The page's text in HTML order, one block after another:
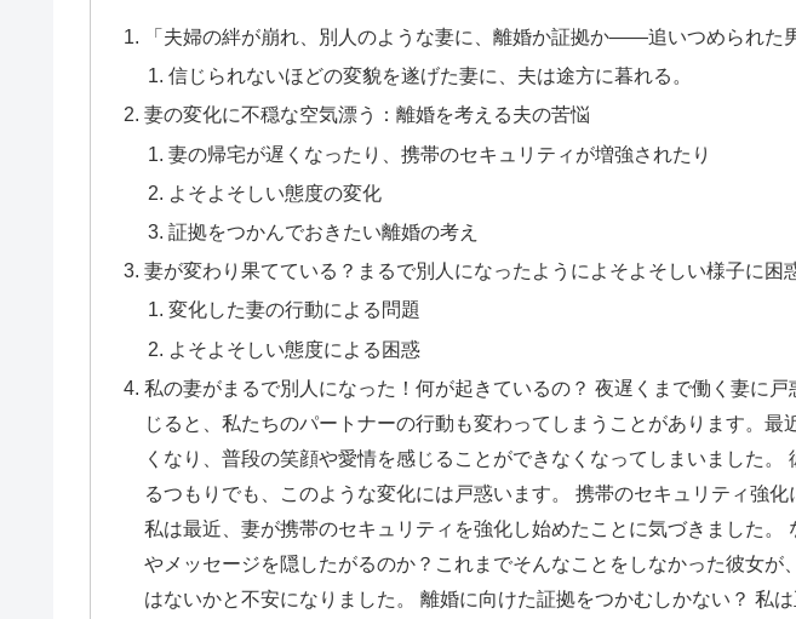
「夫婦の絆が崩れ、別人のような妻に、離婚か証拠か――追いつめられた
信じられないほどの変貌を遂げた妻に、夫は途方に暮れる。
妻の変化に不穏な空気漂う：離婚を考える夫の苦悩
妻の帰宅が遅くなったり、携帯のセキュリティが増強されたり
よそよそしい態度の変化
証拠をつかんでおきたい離婚の考え
妻が変わり果てている？まるで別人になったようによそよそしい様子に困
変化した妻の行動による問題
よそよそしい態度による困惑
私の妻がまるで別人になった！何が起きているの？ 夜遅くまで働く妻に
じると、私たちのパートナーの行動も変わってしまうことがあります。最
くなり、普段の笑顔や愛情を感じることができなくなってしまいました。
るつもりでも、このような変化には戸惑います。 携帯のセキュリティ強化
私は最近、妻が携帯のセキュリティを強化し始めたことに気づきました。
やメッセージを隠したがるのか？これまでそんなことをしなかった彼女が
はないかと不安になりました。 離婚に向けた証拠をつかむしかない？ 私